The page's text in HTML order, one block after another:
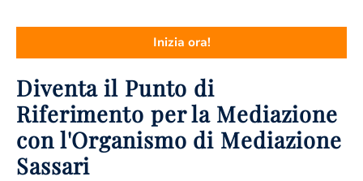
Inizia ora!
Diventa il Punto di
Riferimento per la Mediazione
con l'Organismo di Mediazione
Sassari